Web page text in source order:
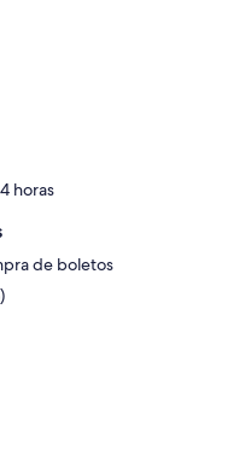
horas
de boletos